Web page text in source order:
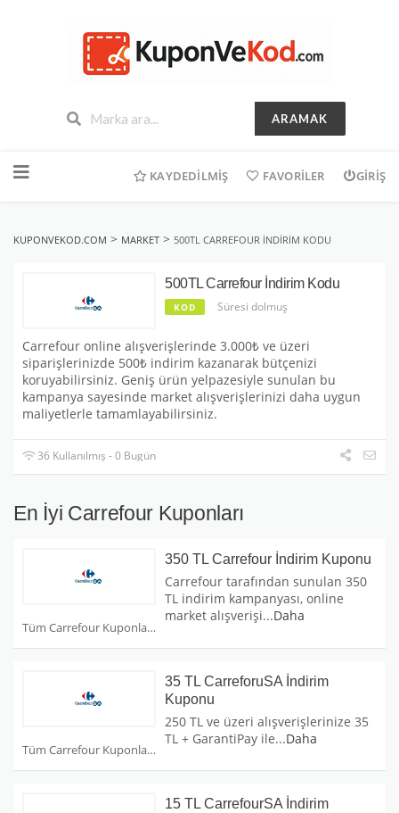
ARAMAK
geç
KAYDEDILMIŞ FAVORILER GIRIŞ
KUPONVEKOD.COM > MARKET > 500TL CARREFOUR İNDIRIM KODU
500TL Carrefour İndirim Kodu
KOD Süresi dolmuş
Carrefour online alışverişlerinde 3.000₺ ve üzeri
siparişlerinizde 500₺ indirim kazanarak bütçenizi
koruyabilirsiniz. Geniş ürün yelpazesiyle sunulan bu
kampanya sayesinde market alışverişlerinizi daha uygun
maliyetlerle tamamlayabilirsiniz.
36 Kullanılmış - 0 Bugün
En İyi Carrefour Kuponları
Tüm Carrefour Kuponları
350 TL Carrefour İndirim Kuponu
Carrefour tarafından sunulan 350
TL indirim kampanyası, online
market alışverişi...Daha
Tüm Carrefour Kuponları
35 TL CarreforuSA İndirim
Kuponu
250 TL ve üzeri alışverişlerinize 35
TL + GarantiPay ile...Daha
15 TL CarrefourSA İndirim